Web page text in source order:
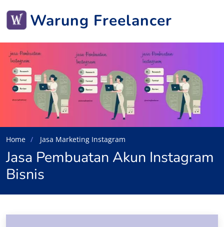
Warung Freelancer
Home Jasa Marketing Instagram
Jasa Pembuatan Akun Instagram
Bisnis